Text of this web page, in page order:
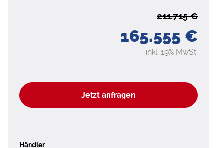
165.555 €
211.715 €
inkl. 19% MwSt.
Jetzt anfragen
Händler